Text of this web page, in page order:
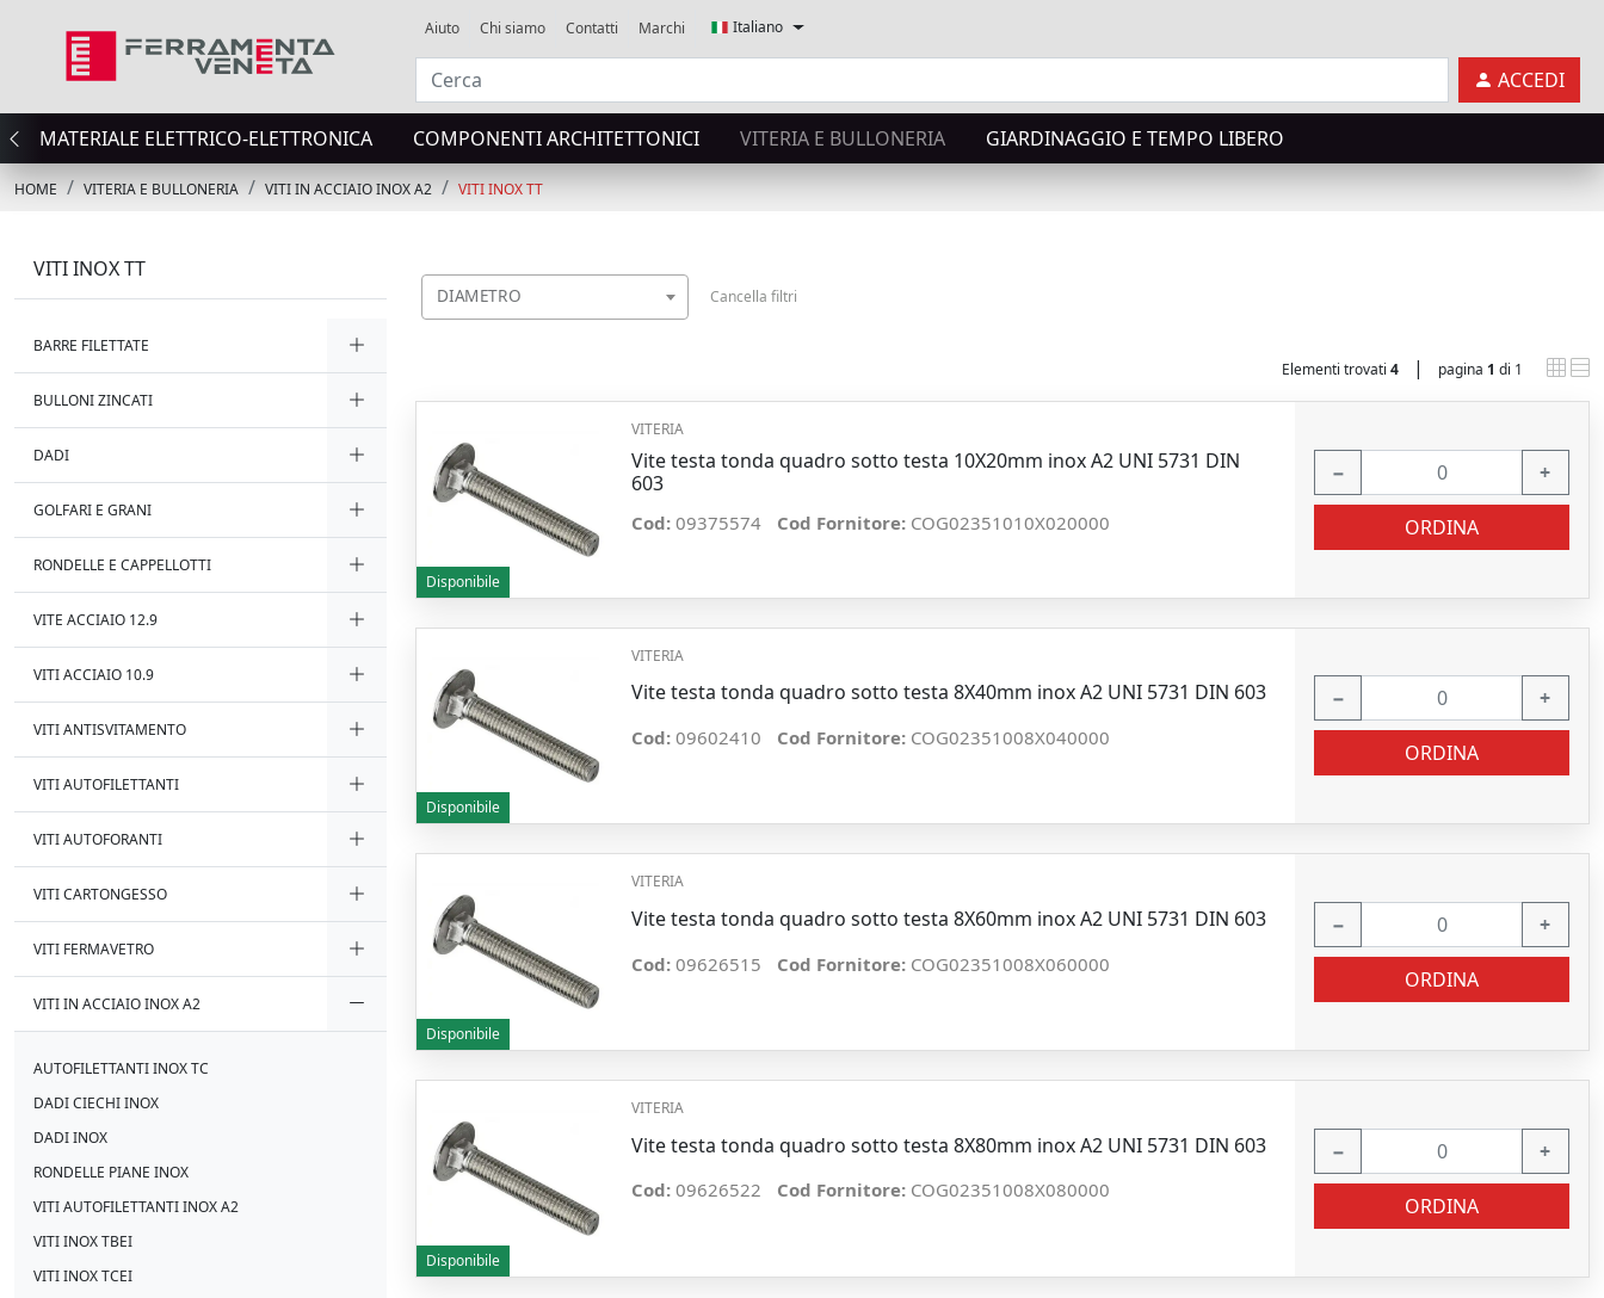
Aiuto Chi siamo Contatti Marchi Italiano
ACCEDI
MATERIALE ELETTRICO-ELETTRONICA COMPONENTI ARCHITETTONICI VITERIA E BULLONERIA GIARDINAGGIO E TEMPO LIBERO
HOME VITERIA E BULLONERIA VITI IN ACCIAIO INOX A2 VITI INOX TT
VITI INOX TT
BARRE FILETTATE
BULLONI ZINCATI
DADI
GOLFARI E GRANI
RONDELLE E CAPPELLOTTI
VITE ACCIAIO 12.9
VITI ACCIAIO 10.9
VITI ANTISVITAMENTO
VITI AUTOFILETTANTI
VITI AUTOFORANTI
VITI CARTONGESSO
VITI FERMAVETRO
VITI IN ACCIAIO INOX A2
AUTOFILETTANTI INOX TC
DADI CIECHI INOX
DADI INOX
RONDELLE PIANE INOX
VITI AUTOFILETTANTI INOX A2
VITI INOX TBEI
VITI INOX TCEI
DIAMETRO Cancella filtri
Elementi trovati 4 | pagina 1 di 1
Disponibile
VITERIA
Vite testa tonda quadro sotto testa 10X20mm inox A2 UNI 5731 DIN
603
Cod: 09375574 Cod Fornitore: COG02351010X020000
− +
ORDINA
Disponibile
VITERIA
Vite testa tonda quadro sotto testa 8X40mm inox A2 UNI 5731 DIN 603
Cod: 09602410 Cod Fornitore: COG02351008X040000
− +
ORDINA
Disponibile
VITERIA
Vite testa tonda quadro sotto testa 8X60mm inox A2 UNI 5731 DIN 603
Cod: 09626515 Cod Fornitore: COG02351008X060000
− +
ORDINA
Disponibile
VITERIA
Vite testa tonda quadro sotto testa 8X80mm inox A2 UNI 5731 DIN 603
Cod: 09626522 Cod Fornitore: COG02351008X080000
− +
ORDINA